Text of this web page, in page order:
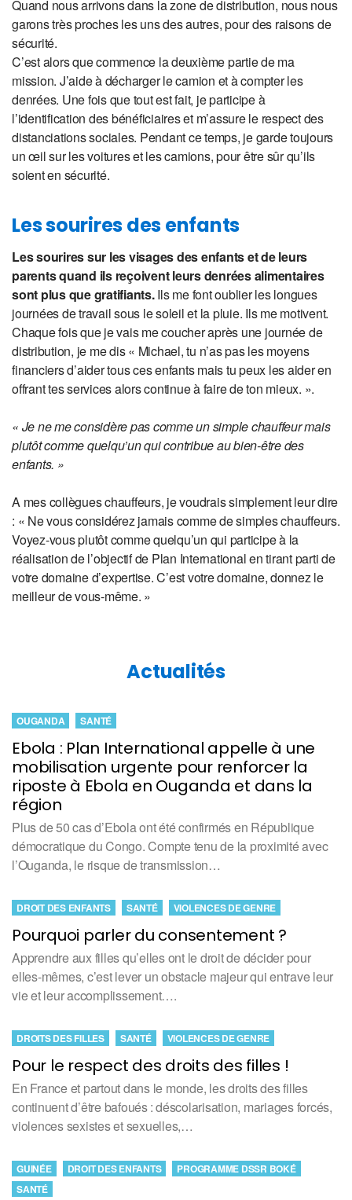
Quand nous arrivons dans la zone de distribution, nous nous
garons très proches les uns des autres, pour des raisons de
sécurité.
C’est alors que commence la deuxième partie de ma
mission. J’aide à décharger le camion et à compter les
denrées. Une fois que tout est fait, je participe à
l’identification des bénéficiaires et m’assure le respect des
distanciations sociales. Pendant ce temps, je garde toujours
un œil sur les voitures et les camions, pour être sûr qu’ils
soient en sécurité.
Les sourires des enfants
Les sourires sur les visages des enfants et de leurs
parents quand ils reçoivent leurs denrées alimentaires
sont plus que gratifiants.Ils me font oublier les longues
journées de travail sous le soleil et la pluie. Ils me motivent.
Chaque fois que je vais me coucher après une journée de
distribution, je me dis « Michael, tu n’as pas les moyens
financiers d’aider tous ces enfants mais tu peux les aider en
offrant tes services alors continue à faire de ton mieux. ».
« Je ne me considère pas comme un simple chauffeur mais
plutôt comme quelqu’un qui contribue au bien-être des
enfants. »
A mes collègues chauffeurs, je voudrais simplement leur dire
: « Ne vous considérez jamais comme de simples chauffeurs.
Voyez-vous plutôt comme quelqu’un qui participe à la
réalisation de l’objectif de Plan International en tirant parti de
votre domaine d’expertise. C’est votre domaine, donnez le
meilleur de vous-même. »
Actualités
Ebola : Plan International appelle à une
mobilisation urgente pour renforcer la
riposte à Ebola en Ouganda et dans la
région
OUGANDA SANTÉ
Plus de 50 cas d’Ebola ont été confirmés en République
démocratique du Congo. Compte tenu de la proximité avec
l’Ouganda, le risque de transmission…
Pourquoi parler du consentement ?
DROIT DES ENFANTS SANTÉ VIOLENCES DE GENRE
Apprendre aux filles qu’elles ont le droit de décider pour
elles-mêmes, c’est lever un obstacle majeur qui entrave leur
vie et leur accomplissement….
Pour le respect des droits des filles !
DROITS DES FILLES SANTÉ VIOLENCES DE GENRE
En France et partout dans le monde, les droits des filles
continuent d’être bafoués : déscolarisation, mariages forcés,
violences sexistes et sexuelles,…
GUINÉE DROIT DES ENFANTS
PROGRAMME DSSR BOKÉ
SANTÉ